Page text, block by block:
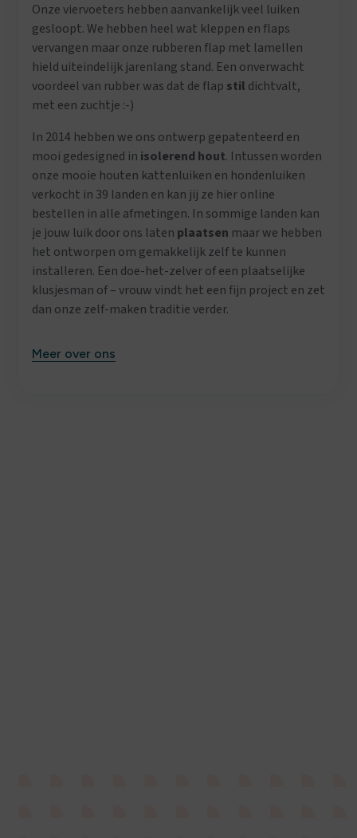
Onze viervoeters hebben aanvankelijk veel luiken
gesloopt. We hebben heel wat kleppen en flaps
vervangen maar onze rubberen flap met lamellen
hield uiteindelijk jarenlang stand. Een onverwacht
voordeel van rubber was dat de flap stil dichtvalt,
met een zuchtje :-)
In 2014 hebben we ons ontwerp gepatenteerd en
mooi gedesigned in isolerend hout. Intussen worden
onze mooie houten kattenluiken en hondenluiken
verkocht in 39 landen en kan jij ze hier online
bestellen in alle afmetingen. In sommige landen kan
je jouw luik door ons laten plaatsen maar we hebben
het ontworpen om gemakkelijk zelf te kunnen
installeren. Een doe-het-zelver of een plaatselijke
klusjesman of – vrouw vindt het een fijn project en zet
dan onze zelf-maken traditie verder.
Meer over ons